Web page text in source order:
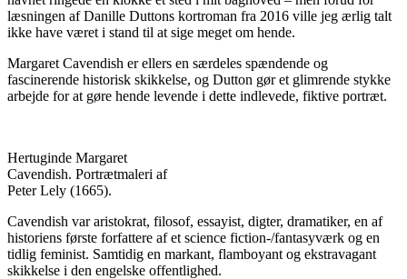
læsningen af Danille Duttons kortroman fra 2016 ville jeg ærlig talt
ikke have været i stand til at sige meget om hende.
Margaret Cavendish er ellers en særdeles spændende og
fascinerende historisk skikkelse, og Dutton gør et glimrende stykke
arbejde for at gøre hende levende i dette indlevede, fiktive portræt.
Hertuginde Margaret
Cavendish. Portrætmaleri af
Peter Lely (1665).
Cavendish var aristokrat, filosof, essayist, digter, dramatiker, en af
historiens første forfattere af et science fiction-/fantasyværk og en
tidlig feminist. Samtidig en markant, flamboyant og ekstravagant
skikkelse i den engelske offentlighed.